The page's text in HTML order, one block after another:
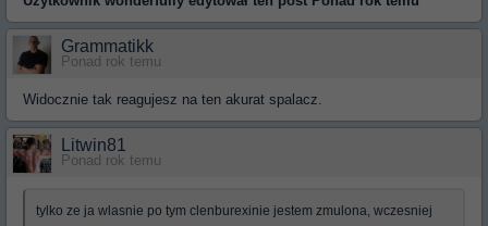
Grammatikk
Ponad rok temu
Widocznie tak reagujesz na ten akurat spalacz.
Litwin81
Ponad rok temu
tylko ze ja wlasnie po tym clenburexinie jestem zmulona, wczesniej